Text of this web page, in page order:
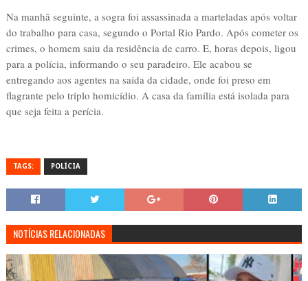
Na manhã seguinte, a sogra foi assassinada a marteladas após voltar
do trabalho para casa, segundo o Portal Rio Pardo. Após cometer os
crimes, o homem saiu da residência de carro. E, horas depois, ligou
para a polícia, informando o seu paradeiro. Ele acabou se
entregando aos agentes na saída da cidade, onde foi preso em
flagrante pelo triplo homicídio. A casa da família está isolada para
que seja feita a perícia.
TAGS: POLÍCIA
NOTÍCIAS RELACIONADAS